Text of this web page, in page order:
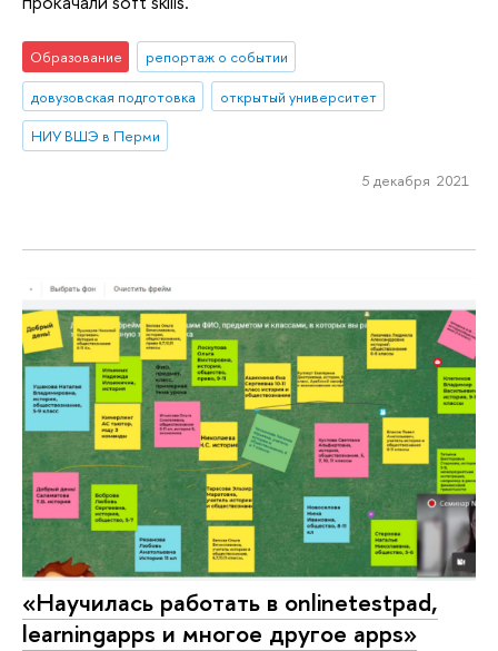
Образование
репортаж о событии
довузовская подготовка
открытый университет
НИУ ВШЭ в Перми
5 декабря 2021
«Научилась работать в onlinetestpad,
learningapps и многое другое apps»